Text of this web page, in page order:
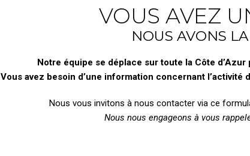
VOUS AVEZ
NOUS AVONS
Notre équipe se déplace sur toute la Côte
Vous avez besoin d’une information concernant l’activité
Nous vous invitons à nous contacter via ce
Nous nous engageons à vous